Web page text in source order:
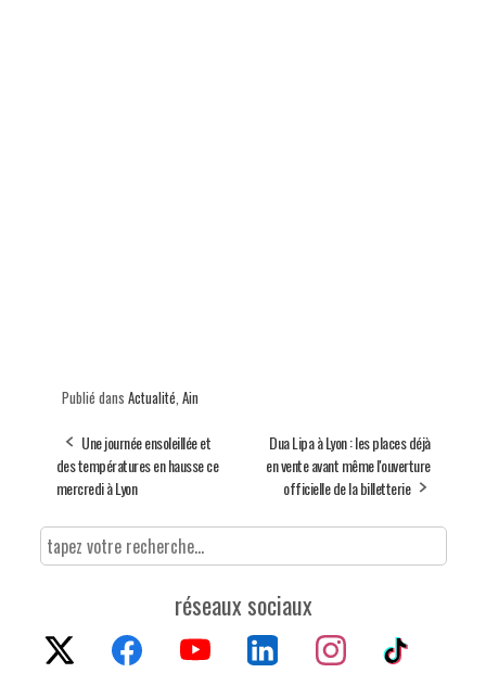
Publié dans Actualité Ain
Une journée ensoleillée et
des températures en hausse ce
mercredi à Lyon
Dua Lipa à Lyon : les places déjà
en vente avant même l'ouverture
officielle de la billetterie
réseaux sociaux